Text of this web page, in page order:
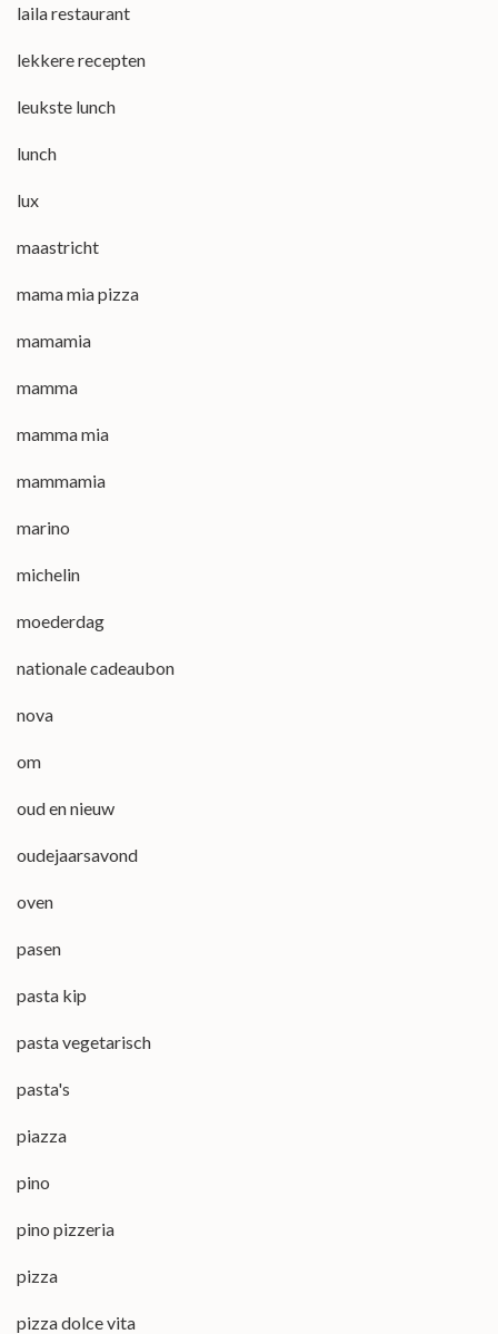
laila restaurant
lekkere recepten
leukste lunch
lunch
lux
maastricht
mama mia pizza
mamamia
mamma
mamma mia
mammamia
marino
michelin
moederdag
nationale cadeaubon
nova
om
oud en nieuw
oudejaarsavond
oven
pasen
pasta kip
pasta vegetarisch
pasta's
piazza
pino
pino pizzeria
pizza
pizza dolce vita